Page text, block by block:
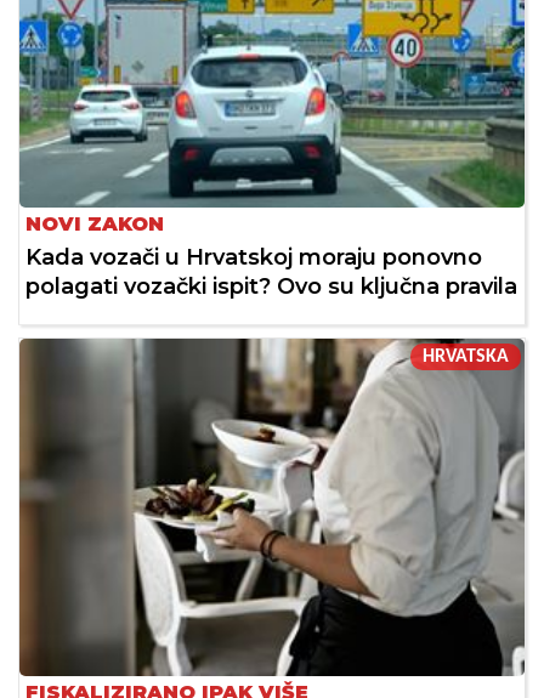
NOVI ZAKON
Kada vozači u Hrvatskoj moraju ponovno
polagati vozački ispit? Ovo su ključna pravila
HRVATSKA
FISKALIZIRANO IPAK VIŠE